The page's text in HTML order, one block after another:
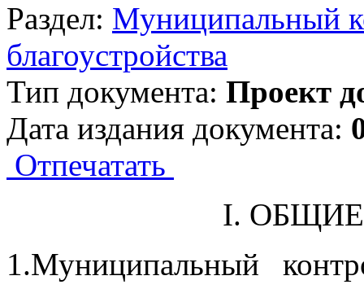
Раздел: Муниципальный
благоустройства
Тип документа: Проект
Дата издания документа:
Отпечатать
I.
1.Муниципальный